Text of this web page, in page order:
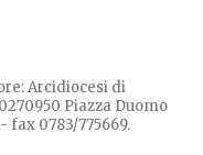
Arcidiocesi di
Piazza Duomo
fax 0783/775669.